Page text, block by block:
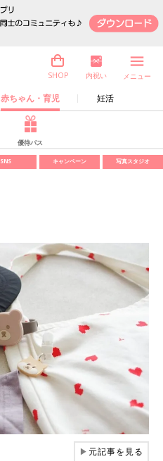
赤ちゃん・育児 妊活
SHOP 内祝い メニュー
優待パス
SNS キャンペーン 写真スタジオ
▶元記事を見る